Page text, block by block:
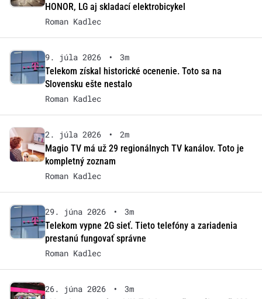
HONOR, LG aj skladací elektrobicykel
Roman Kadlec
9. júla 2026 •
3m
Telekom získal historické ocenenie. Toto sa na
Slovensku ešte nestalo
Roman Kadlec
2. júla 2026 •
2m
Magio TV má už 29 regionálnych TV kanálov. Toto je
kompletný zoznam
Roman Kadlec
29. júna 2026 •
3m
Telekom vypne 2G sieť. Tieto telefóny a zariadenia
prestanú fungovať správne
Roman Kadlec
26. júna 2026 •
3m